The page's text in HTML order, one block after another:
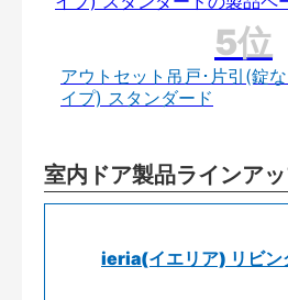
アウトセット吊戸･片引(錠
イプ) スタンダード
室内ドア製品ラインア
ieria(イエリア) リビン